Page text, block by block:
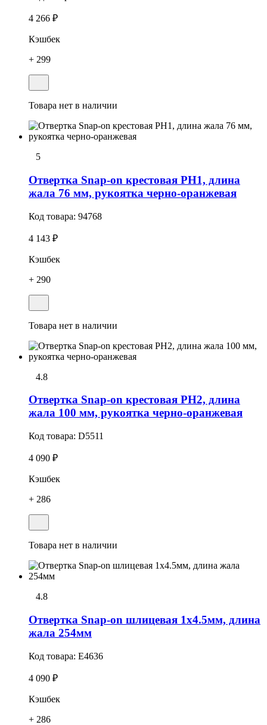
4 266 ₽
Кэшбек
+ 299
Товара нет в наличии
5
Отвертка Snap-on крестовая РН1, длина
жала 76 мм, рукоятка черно-оранжевая
Код товара: 94768
4 143 ₽
Кэшбек
+ 290
Товара нет в наличии
4.8
Отвертка Snap-on крестовая РН2, длина
жала 100 мм, рукоятка черно-оранжевая
Код товара: D5511
4 090 ₽
Кэшбек
+ 286
Товара нет в наличии
4.8
Отвеpтка Snap-on шлицевая 1x4.5мм, длина
жала 254мм
Код товара: E4636
4 090 ₽
Кэшбек
+ 286